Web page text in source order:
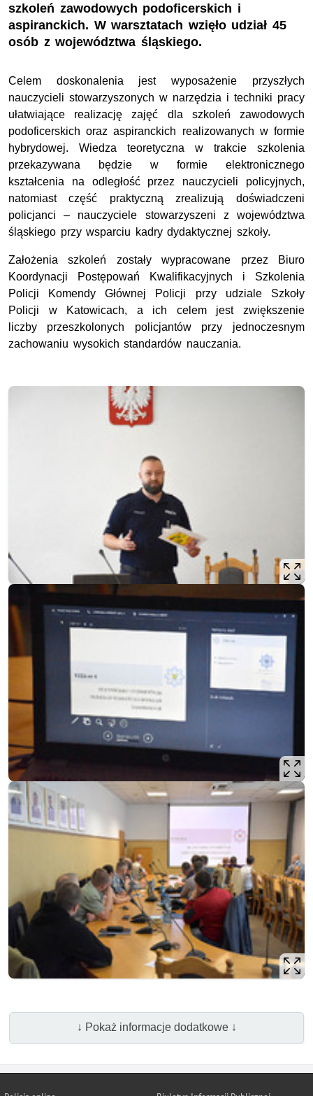
szkoleń zawodowych podoficerskich i
aspiranckich. W warsztatach wzięło udział 45
osób z województwa śląskiego.
Celem doskonalenia jest wyposażenie przyszłych
nauczycieli stowarzyszonych w narzędzia i techniki pracy
ułatwiające realizację zajęć dla szkoleń zawodowych
podoficerskich oraz aspiranckich realizowanych w formie
hybrydowej. Wiedza teoretyczna w trakcie szkolenia
przekazywana będzie w formie elektronicznego
kształcenia na odległość przez nauczycieli policyjnych,
natomiast część praktyczną zrealizują doświadczeni
policjanci – nauczyciele stowarzyszeni z województwa
śląskiego przy wsparciu kadry dydaktycznej szkoły.
Założenia szkoleń zostały wypracowane przez Biuro
Koordynacji Postępowań Kwalifikacyjnych i Szkolenia
Policji Komendy Głównej Policji przy udziale Szkoły
Policji w Katowicach, a ich celem jest zwiększenie
liczby przeszkolonych policjantów przy jednoczesnym
zachowaniu wysokich standardów nauczania.
↓ Pokaż informacje dodatkowe ↓